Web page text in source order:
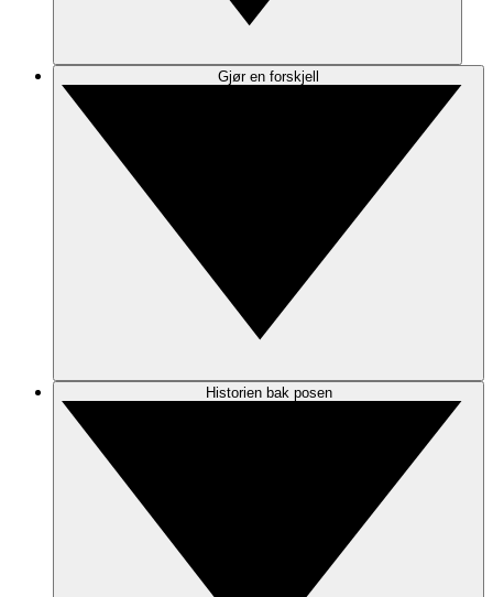
Gjør en forskjell
Historien bak posen